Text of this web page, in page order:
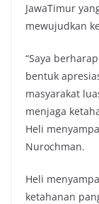
JawaTimur
mewujudkan
“Saya
bentuk
masyarakat
menjaga
Heli
Nurochman.
Heli
ketahanan